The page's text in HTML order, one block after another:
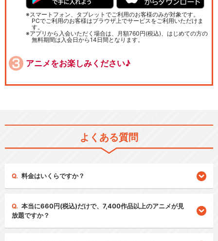
スマートフォン、タブレットでご利用のお客様のみが対象です。
PCでご利用のお客様はブラウザ上でサービスをご利用いただけま
す。
アプリから入会いただく場合は、月額760円(税込)、はじめての方の
無料期間は入会日から14日間となります。
アニメをお楽しみください♪
よくある質問
料金はいくらですか？
本当に660円(税込)だけで、7,400作品以上のアニメが見
放題ですか？